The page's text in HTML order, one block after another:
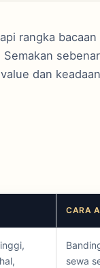
rangka
dan
CARA
sewa